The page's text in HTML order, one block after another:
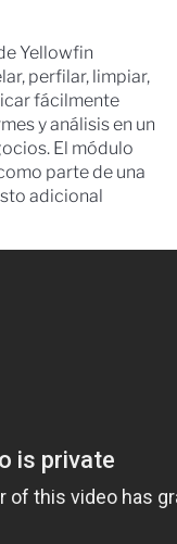
Yellowfin
perfilar, limpiar,
fácilmente
y análisis en un
El módulo
parte de una
adicional